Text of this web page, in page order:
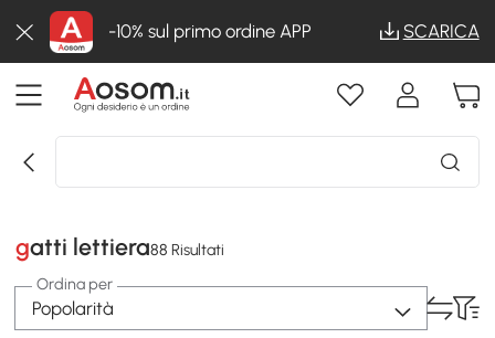
-10% sul primo ordine APP SCARICA
gatti lettiera88 Risultati
Ordina per
Popolarità